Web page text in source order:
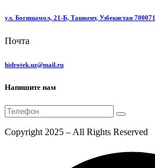
ул. Богишамол, 21-Б, Ташкент, Узбекистан 700071
Почта
hidrotek.uz@mail.ru
Напишите нам
Copyright 2025 – All Rights Reserved